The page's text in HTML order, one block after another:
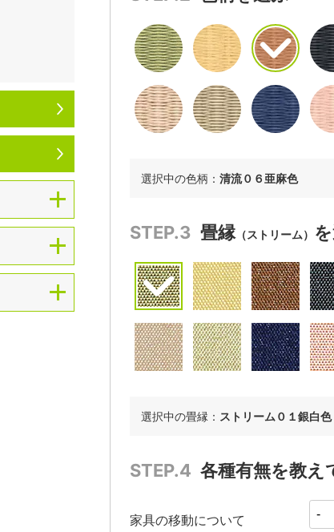
選択中の色柄： 清流０６亜麻色
STEP.3 畳縁（ストリーム）
選択中の畳縁： ストリーム０１銀白色
STEP.4 各種有無を教え
家具の移動について